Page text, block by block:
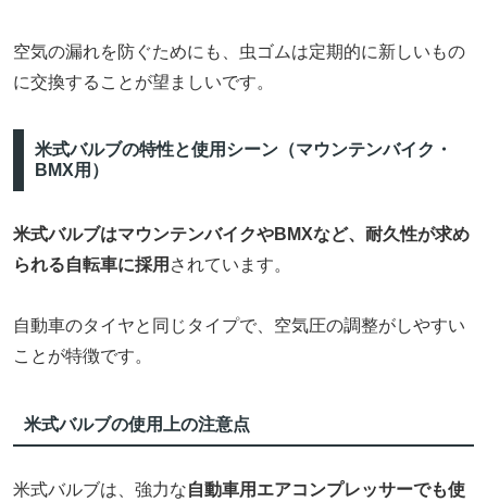
空気の漏れを防ぐためにも、虫ゴムは定期的に新しいもの
に交換することが望ましいです。
米式バルブの特性と使用シーン（マウンテンバイク・
BMX用）
米式バルブはマウンテンバイクやBMXなど、耐久性が求め
られる自転車に採用 されています。
自動車のタイヤと同じタイプで、空気圧の調整がしやすい
ことが特徴です。
米式バルブの使用上の注意点
米式バルブは、強力な自動車用エアコンプレッサーでも使